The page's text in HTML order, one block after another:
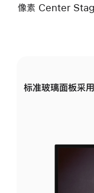
像素 Center
标准玻璃面板采